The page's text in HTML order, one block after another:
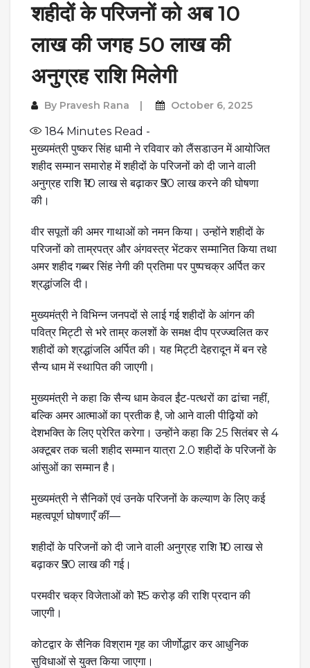
शहीदों के परिजनों को अब 10
लाख की जगह 50 लाख की
अनुग्रह राशि मिलेगी
By Pravesh Rana October 6, 2025
184Minutes Read -
मुख्यमंत्री पुष्कर सिंह धामी ने रविवार को लैंसडाउन में आयोजित
शहीद सम्मान समारोह में शहीदों के परिजनों को दी जाने वाली
अनुग्रह राशि ₹10 लाख से बढ़ाकर ₹50 लाख करने की घोषणा
की।
वीर सपूतों की अमर गाथाओं को नमन किया। उन्होंने शहीदों के
परिजनों को ताम्रपत्र और अंगवस्त्र भेंटकर सम्मानित किया तथा
अमर शहीद गब्बर सिंह नेगी की प्रतिमा पर पुष्पचक्र अर्पित कर
श्रद्धांजलि दी।
मुख्यमंत्री ने विभिन्न जनपदों से लाई गई शहीदों के आंगन की
पवित्र मिट्टी से भरे ताम्र कलशों के समक्ष दीप प्रज्ज्वलित कर
शहीदों को श्रद्धांजलि अर्पित की। यह मिट्टी देहरादून में बन रहे
सैन्य धाम में स्थापित की जाएगी।
मुख्यमंत्री ने कहा कि सैन्य धाम केवल ईंट-पत्थरों का ढांचा नहीं,
बल्कि अमर आत्माओं का प्रतीक है, जो आने वाली पीढ़ियों को
देशभक्ति के लिए प्रेरित करेगा। उन्होंने कहा कि 25 सितंबर से 4
अक्टूबर तक चली शहीद सम्मान यात्रा 2.0 शहीदों के परिजनों के
आंसुओं का सम्मान है।
मुख्यमंत्री ने सैनिकों एवं उनके परिजनों के कल्याण के लिए कई
महत्वपूर्ण घोषणाएँ कीं—
शहीदों के परिजनों को दी जाने वाली अनुग्रह राशि ₹10 लाख से
बढ़ाकर ₹50 लाख की गई।
परमवीर चक्र विजेताओं को ₹1.5 करोड़ की राशि प्रदान की
जाएगी।
कोटद्वार के सैनिक विश्राम गृह का जीर्णोद्धार कर आधुनिक
सुविधाओं से युक्त किया जाएगा।